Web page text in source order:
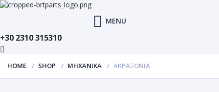
MENU
+30 2310 315310
HOME SHOP ΜΗΧΑΝΙΚΑ ΑΚΡΑΞΟΝΙΑ